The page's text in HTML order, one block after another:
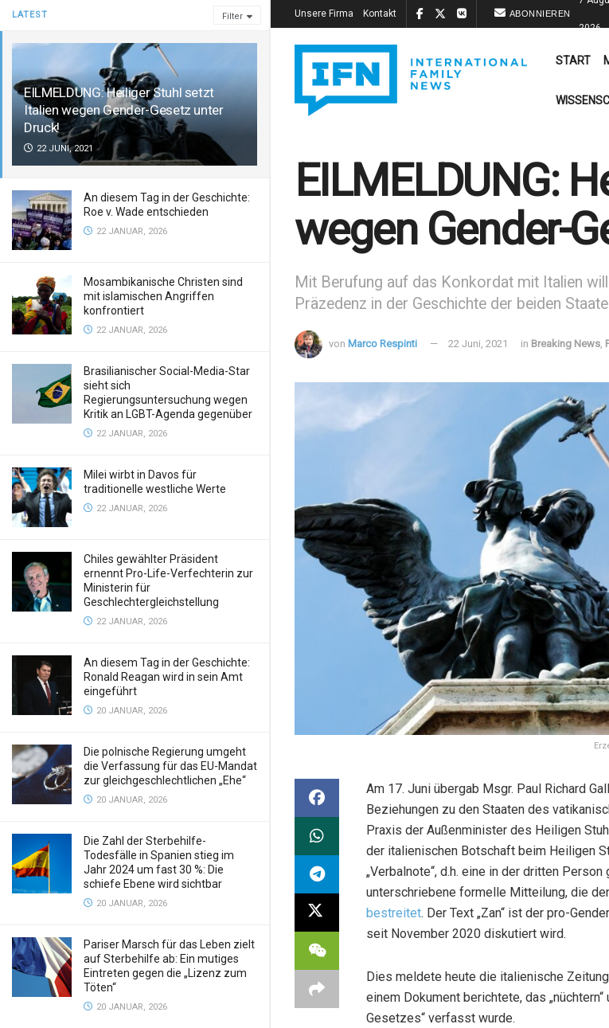
LATEST Filter
EILMELDUNG: Heiliger Stuhl setzt
Italien wegen Gender-Gesetz unter
Druck!
22 JUNI, 2021
An diesem Tag in der Geschichte:
Roe v. Wade entschieden
22 JANUAR, 2026
Mosambikanische Christen sind
mit islamischen Angriffen
konfrontiert
22 JANUAR, 2026
Brasilianischer Social-Media-Star
sieht sich
Regierungsuntersuchung wegen
Kritik an LGBT-Agenda gegenüber
22 JANUAR, 2026
Milei wirbt in Davos für
traditionelle westliche Werte
22 JANUAR, 2026
Chiles gewählter Präsident
ernennt Pro-Life-Verfechterin zur
Ministerin für
Geschlechtergleichstellung
22 JANUAR, 2026
An diesem Tag in der Geschichte:
Ronald Reagan wird in sein Amt
eingeführt
20 JANUAR, 2026
Die polnische Regierung umgeht
die Verfassung für das EU-Mandat
zur gleichgeschlechtlichen „Ehe“
20 JANUAR, 2026
Die Zahl der Sterbehilfe-
Todesfälle in Spanien stieg im
Jahr 2024 um fast 30 %: Die
schiefe Ebene wird sichtbar
20 JANUAR, 2026
Pariser Marsch für das Leben zielt
auf Sterbehilfe ab: Ein mutiges
Eintreten gegen die „Lizenz zum
Töten“
20 JANUAR, 2026
Unsere Firma Kontakt ABONNIEREN
2026
START
EILMELDUNG:
wegen Gender-
Mit Berufung auf das Konkordat mit Italien
Präzedenz in der Geschichte der beiden
von Marco Respinti 22 Juni, 2021 in Breaking News,
Am 17. Juni übergab Msgr. Paul Richard
Beziehungen zu den Staaten des
Praxis der Außenminister des Heiligen
der italienischen Botschaft beim Heiligen
„Verbalnote“, d.h. eine in der dritten
unterschriebene formelle Mitteilung, die
bestreitet. Der Text „Zan“ ist der pro-
seit November 2020 diskutiert wird.
Dies meldete heute die italienische Zeitung
einem Dokument berichtete, das
Gesetzes“ verfasst wurde.